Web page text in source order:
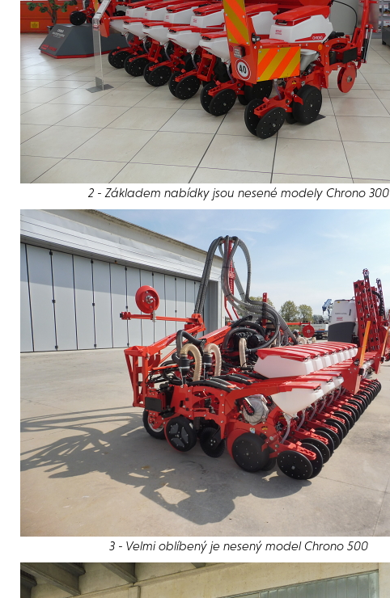
2 - Základem nabídky jsou nesené modely Chrono 300
3 - Velmi oblíbený je nesený model Chrono 500